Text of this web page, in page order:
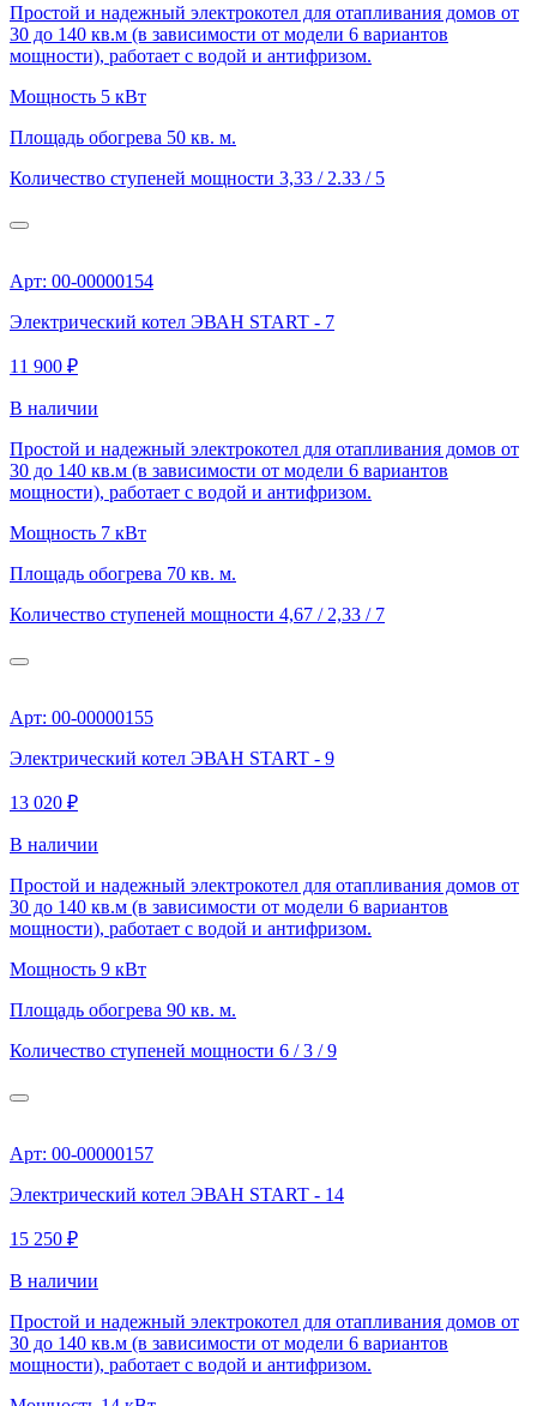
Простой и надежный электрокотел для отапливания домов от
30 до 140 кв.м (в зависимости от модели 6 вариантов
мощности), работает с водой и антифризом.
Мощность 5 кВт
Площадь обогрева 50 кв. м.
Количество ступеней мощности 3,33 / 2.33 / 5
Арт: 00-00000154
Электрический котел ЭВАН START - 7
11 900 ₽
В наличии
Простой и надежный электрокотел для отапливания домов от
30 до 140 кв.м (в зависимости от модели 6 вариантов
мощности), работает с водой и антифризом.
Мощность 7 кВт
Площадь обогрева 70 кв. м.
Количество ступеней мощности 4,67 / 2,33 / 7
Арт: 00-00000155
Электрический котел ЭВАН START - 9
13 020 ₽
В наличии
Простой и надежный электрокотел для отапливания домов от
30 до 140 кв.м (в зависимости от модели 6 вариантов
мощности), работает с водой и антифризом.
Мощность 9 кВт
Площадь обогрева 90 кв. м.
Количество ступеней мощности 6 / 3 / 9
Арт: 00-00000157
Электрический котел ЭВАН START - 14
15 250 ₽
В наличии
Простой и надежный электрокотел для отапливания домов от
30 до 140 кв.м (в зависимости от модели 6 вариантов
мощности), работает с водой и антифризом.